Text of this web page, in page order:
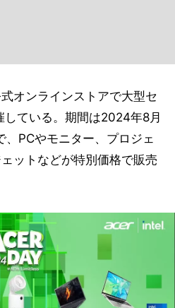
オンラインストアで大型セ
ている。期間は2024年8月
PCやモニター、プロジェ
ットなどが特別価格で販売